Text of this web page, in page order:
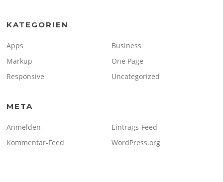
KATEGORIEN
Apps
Business
Markup
One Page
Responsive
Uncategorized
META
Anmelden
Eintrags-Feed
Kommentar-Feed
WordPress.org